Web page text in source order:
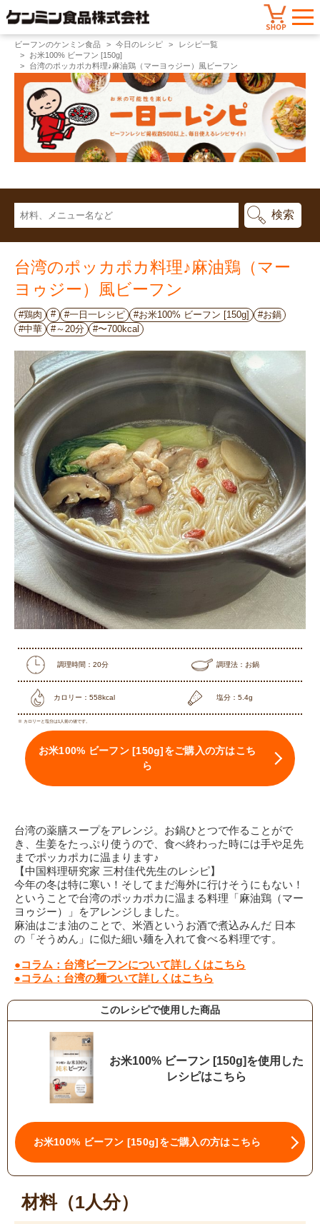
ビーフンのケンミン食品 今日のレシピ
レシピ一覧
お米100% ビーフン [150g]
台湾のポッカポカ料理♪麻油鶏（マーヨゥジー）風ビーフン
台湾のポッカポカ料理♪麻油鶏（マー
ヨゥジー）風ビーフン
#鶏肉 # #一日一レシピ #お米100% ビーフン [150g]
#お鍋
#中華
#～20分 #〜700kcal
調理時間：20分 調理法：お鍋
カロリー：558kcal 塩分：5.4g
※ カロリーと塩分は1人前の値です。
お米100% ビーフン [150g]をご購入の方はこち
ら
台湾の薬膳スープをアレンジ。お鍋ひとつで作ることがで
き、生姜をたっぷり使うので、食べ終わった時には手や足先
までポッカポカに温まります♪
【中国料理研究家 三村佳代先生のレシピ】
今年の冬は特に寒い！そしてまだ海外に行けそうにもない！
ということで台湾のポッカポカに温まる料理「麻油鶏（マー
ヨゥジー）」をアレンジしました。
麻油はごま油のことで、米酒というお酒で煮込みんだ 日本
の「そうめん」に似た細い麺を入れて食べる料理です。
●コラム：台湾ビーフンについて詳しくはこちら
●コラム：台湾の麺ついて詳しくはこちら
このレシピで使用した商品
お米100% ビーフン [150g]を使用した
レシピはこちら
お米100% ビーフン [150g]をご購入の方はこちら
材料（1人分）